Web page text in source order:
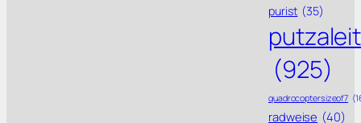
purist (35)
putzaleit
(925)
quadrocoptersizeof7
radweise (40)